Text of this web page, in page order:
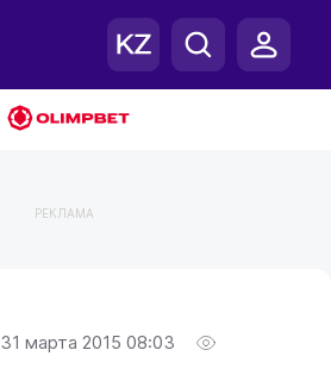
РЕКЛАМА
31 марта 2015 08:03